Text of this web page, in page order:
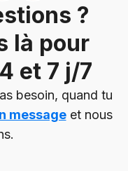
?
là pour
et 7 j/7
besoin, quand tu
messageet nous